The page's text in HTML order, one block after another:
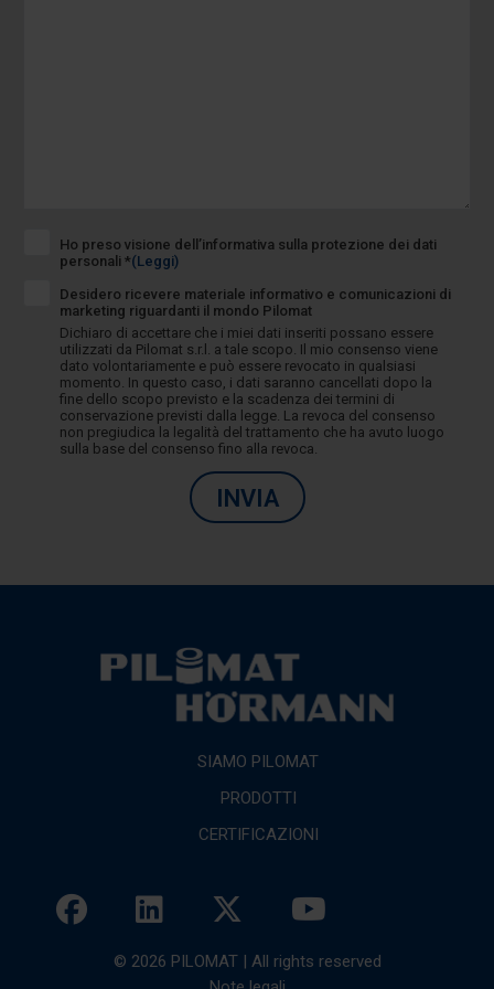
Ho preso visione dell’informativa sulla protezione dei dati
personali *(Leggi)
Desidero ricevere materiale informativo e comunicazioni di
marketing riguardanti il mondo Pilomat
Dichiaro di accettare che i miei dati inseriti possano essere
utilizzati da Pilomat s.r.l. a tale scopo. Il mio consenso viene
dato volontariamente e può essere revocato in qualsiasi
momento. In questo caso, i dati saranno cancellati dopo la
fine dello scopo previsto e la scadenza dei termini di
conservazione previsti dalla legge. La revoca del consenso
non pregiudica la legalità del trattamento che ha avuto luogo
sulla base del consenso fino alla revoca.
INVIA
SIAMO PILOMAT
PRODOTTI
CERTIFICAZIONI
© 2026 PILOMAT | All rights reserved